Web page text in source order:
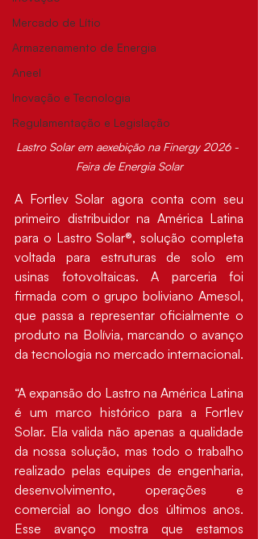
Mercado de Lítio
Armazenamento de Energia
Aneel
Inovação e Tecnologia
Regulamentação e Legislação
Lastro Solar em aexebição na Finergy 2026 -
Feira de Energia Solar
A Fortlev Solar agora conta com seu
primeiro distribuidor na América Latina
para o Lastro Solar®, solução completa
voltada para estruturas de solo em
usinas fotovoltaicas. A parceria foi
firmada com o grupo boliviano Amesol,
que passa a representar oficialmente o
produto na Bolívia, marcando o avanço
da tecnologia no mercado internacional.
“A expansão do Lastro na América Latina
é um marco histórico para a Fortlev
Solar. Ela valida não apenas a qualidade
da nossa solução, mas todo o trabalho
realizado pelas equipes de engenharia,
desenvolvimento, operações e
comercial ao longo dos últimos anos.
Esse avanço mostra que estamos